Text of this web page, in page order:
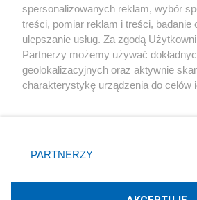
X Facebook
spersonalizowanych reklam, wybór
treści, pomiar reklam i treści, badanie
ulepszanie usług. Za zgodą
Partnerzy możemy używać
geolokalizacyjnych oraz aktywnie
charakterystykę urządzenia do celów
zmienić/wycofać klikając przycisk
znajdujący się w lewym dolnym rogu
rodzaje przetwarzania danych nie
użytkownika, ale masz prawo
PARTNERZY